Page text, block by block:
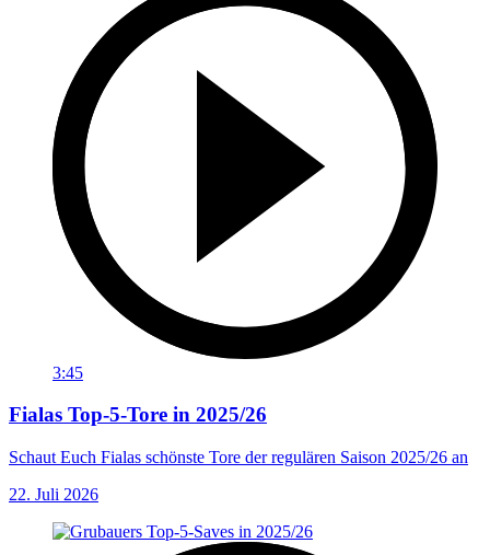
3:45
Fialas Top-5-Tore in 2025/26
Schaut Euch Fialas schönste Tore der regulären Saison 2025/26 an
22. Juli 2026